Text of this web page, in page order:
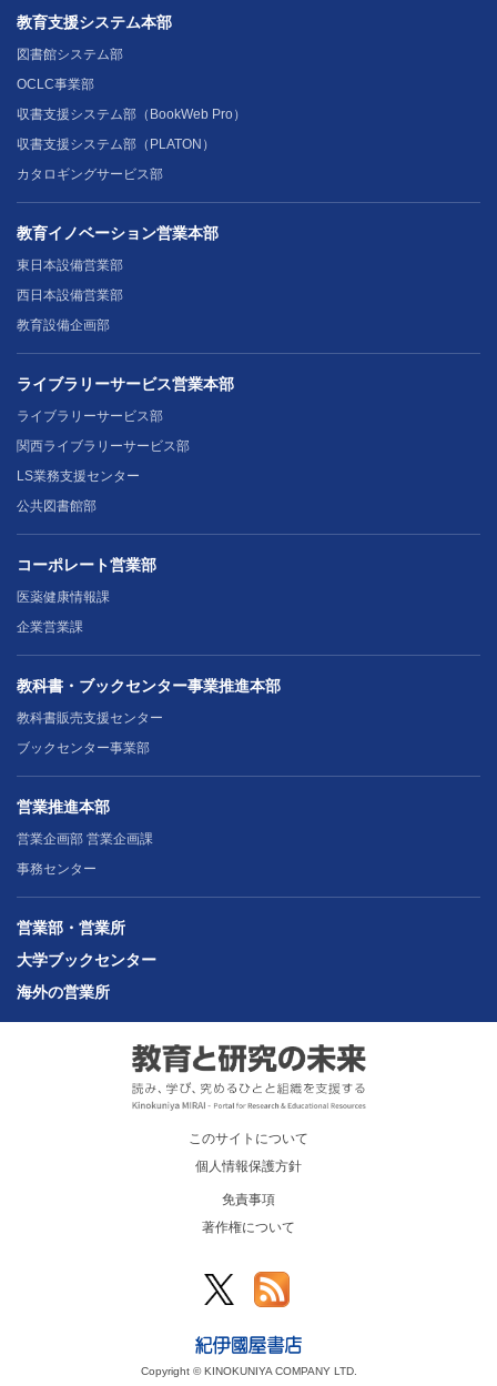
教育支援システム本部
図書館システム部
OCLC事業部
収書支援システム部（BookWeb Pro）
収書支援システム部（PLATON）
カタロギングサービス部
教育イノベーション営業本部
東日本設備営業部
西日本設備営業部
教育設備企画部
ライブラリーサービス営業本部
ライブラリーサービス部
関西ライブラリーサービス部
LS業務支援センター
公共図書館部
コーポレート営業部
医薬健康情報課
企業営業課
教科書・ブックセンター事業推進本部
教科書販売支援センター
ブックセンター事業部
営業推進本部
営業企画部 営業企画課
事務センター
営業部・営業所
大学ブックセンター
海外の営業所
このサイトについて
個人情報保護方針
免責事項
著作権について
Copyright © KINOKUNIYA COMPANY LTD.